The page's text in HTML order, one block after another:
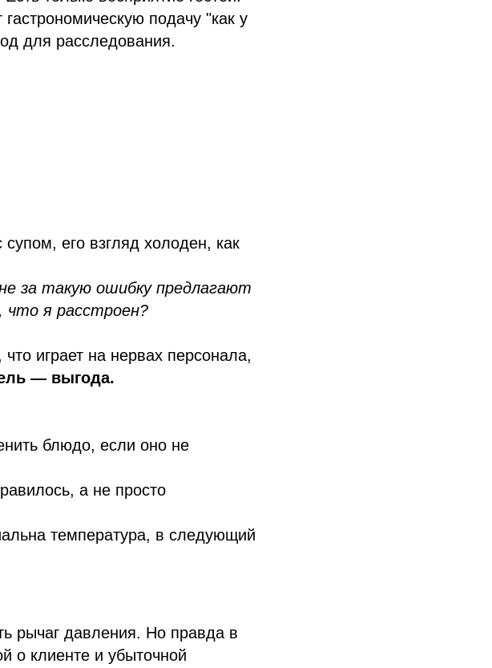
подачу "как у
для расследования.
супом, его взгляд холоден, как
за такую ошибку предлагают
что я расстроен?
играет на нервах персонала,
— выгода.
блюдо, если оно не
а не просто
температура, в следующий
рычаг давления. Но правда в
о клиенте и убыточной